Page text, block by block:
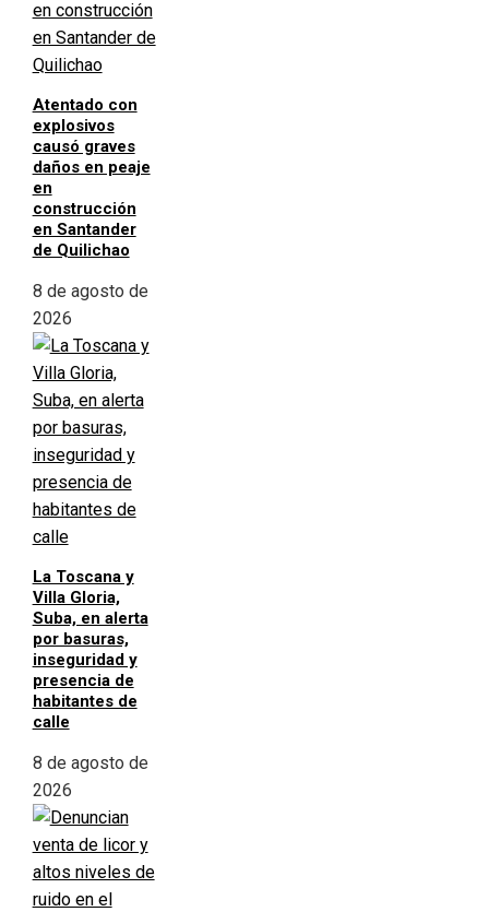
Atentado con
explosivos
causó graves
daños en peaje
en
construcción
en Santander
de Quilichao
8 de agosto de
2026
La Toscana y
Villa Gloria,
Suba, en alerta
por basuras,
inseguridad y
presencia de
habitantes de
calle
8 de agosto de
2026